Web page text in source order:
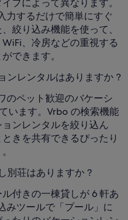
プによって異なります。
力するだけで簡単にすぐ
絞り込み機能を使って、
、冷房などの重視する
できます。
ンレンタルはありますか ?
のペット歓迎のバケーシ
います。Vrbo の検索機能
ンレンタルを絞り込ん
きを共有できるぴったり
別荘はありますか ?
付きの一棟貸しが 6 軒あ
みツールで「プール」に